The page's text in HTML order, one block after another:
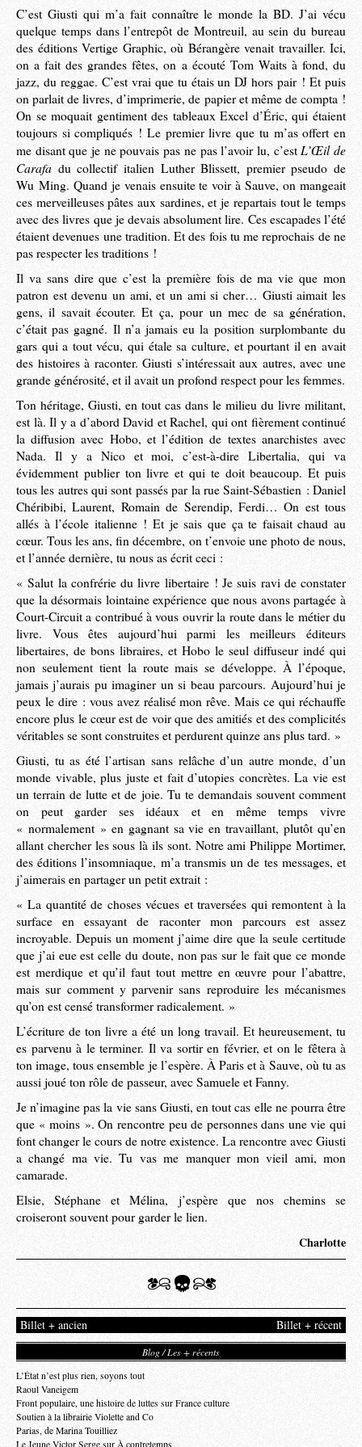
C’est Giusti qui m’a fait connaître le monde la BD. J’ai vécu
quelque temps dans l’entrepôt de Montreuil, au sein du bureau
des éditions Vertige Graphic, où Bérangère venait travailler. Ici,
on a fait des grandes fêtes, on a écouté Tom Waits à fond, du
jazz, du reggae. C’est vrai que tu étais un DJ hors pair ! Et puis
on parlait de livres, d’imprimerie, de papier et même de compta !
On se moquait gentiment des tableaux Excel d’Éric, qui étaient
toujours si compliqués ! Le premier livre que tu m’as offert en
me disant que je ne pouvais pas ne pas l’avoir lu, c’estL’Œil de
Carafa du collectif italien Luther Blissett, premier pseudo de
Wu Ming. Quand je venais ensuite te voir à Sauve, on mangeait
ces merveilleuses pâtes aux sardines, et je repartais tout le temps
avec des livres que je devais absolument lire. Ces escapades l’été
étaient devenues une tradition. Et des fois tu me reprochais de ne
pas respecter les traditions !
Il va sans dire que c’est la première fois de ma vie que mon
patron est devenu un ami, et un ami si cher… Giusti aimait les
gens, il savait écouter. Et ça, pour un mec de sa génération,
c’était pas gagné. Il n’a jamais eu la position surplombante du
gars qui a tout vécu, qui étale sa culture, et pourtant il en avait
des histoires à raconter. Giusti s’intéressait aux autres, avec une
grande générosité, et il avait un profond respect pour les femmes.
Ton héritage, Giusti, en tout cas dans le milieu du livre militant,
est là. Il y a d’abord David et Rachel, qui ont fièrement continué
la diffusion avec Hobo, et l’édition de textes anarchistes avec
Nada. Il y a Nico et moi, c’est-à-dire Libertalia, qui va
évidemment publier ton livre et qui te doit beaucoup. Et puis
tous les autres qui sont passés par la rue Saint-Sébastien : Daniel
Chéribibi, Laurent, Romain de Serendip, Ferdi… On est tous
allés à l’école italienne ! Et je sais que ça te faisait chaud au
cœur. Tous les ans, fin décembre, on t’envoie une photo de nous,
et l’année dernière, tu nous as écrit ceci :
« Salut la confrérie du livre libertaire ! Je suis ravi de constater
que la désormais lointaine expérience que nous avons partagée à
Court-Circuit a contribué à vous ouvrir la route dans le métier du
livre. Vous êtes aujourd’hui parmi les meilleurs éditeurs
libertaires, de bons libraires, et Hobo le seul diffuseur indé qui
non seulement tient la route mais se développe. À l’époque,
jamais j’aurais pu imaginer un si beau parcours. Aujourd’hui je
peux le dire : vous avez réalisé mon rêve. Mais ce qui réchauffe
encore plus le cœur est de voir que des amitiés et des complicités
véritables se sont construites et perdurent quinze ans plus tard. »
Giusti, tu as été l’artisan sans relâche d’un autre monde, d’un
monde vivable, plus juste et fait d’utopies concrètes. La vie est
un terrain de lutte et de joie. Tu te demandais souvent comment
on peut garder ses idéaux et en même temps vivre
« normalement » en gagnant sa vie en travaillant, plutôt qu’en
allant chercher les sous là ils sont. Notre ami Philippe Mortimer,
des éditions l’insomniaque, m’a transmis un de tes messages, et
j’aimerais en partager un petit extrait :
« La quantité de choses vécues et traversées qui remontent à la
surface en essayant de raconter mon parcours est assez
incroyable. Depuis un moment j’aime dire que la seule certitude
que j’ai eue est celle du doute, non pas sur le fait que ce monde
est merdique et qu’il faut tout mettre en œuvre pour l’abattre,
mais sur comment y parvenir sans reproduire les mécanismes
qu’on est censé transformer radicalement. »
L’écriture de ton livre a été un long travail. Et heureusement, tu
es parvenu à le terminer. Il va sortir en février, et on le fêtera à
ton image, tous ensemble je l’espère. À Paris et à Sauve, où tu as
aussi joué ton rôle de passeur, avec Samuele et Fanny.
Je n’imagine pas la vie sans Giusti, en tout cas elle ne pourra être
que « moins ». On rencontre peu de personnes dans une vie qui
font changer le cours de notre existence. La rencontre avec Giusti
a changé ma vie. Tu vas me manquer mon vieil ami, mon
camarade.
Elsie, Stéphane et Mélina, j’espère que nos chemins se
croiseront souvent pour garder le lien.
Charlotte
Billet + récent
Billet + ancien
Blog / Les + récents
L’État n’est plus rien, soyons tout
Raoul Vaneigem
Front populaire, une histoire de luttes sur France culture
Soutien à la librairie Violette and Co
Parias, de Marina Touilliez
Le Jeune Victor Serge sur À contretemps